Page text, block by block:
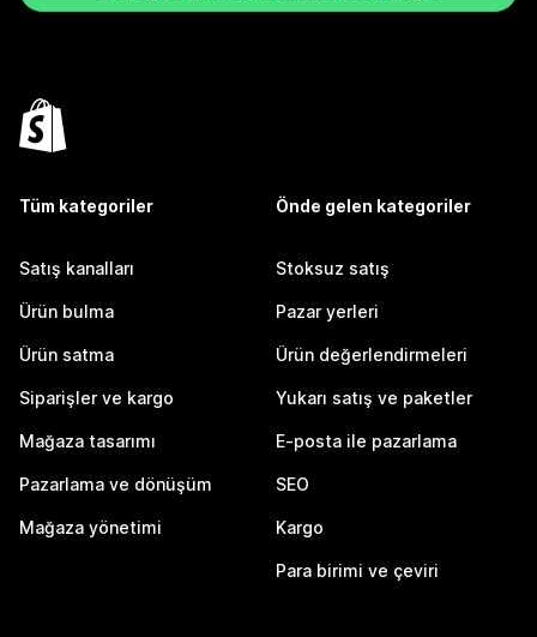
Tüm kategoriler
Satış kanalları
Ürün bulma
Ürün satma
Siparişler ve kargo
Mağaza tasarımı
Pazarlama ve dönüşüm
Mağaza yönetimi
Önde gelen kategoriler
Stoksuz satış
Pazar yerleri
Ürün değerlendirmeleri
Yukarı satış ve paketler
E-posta ile pazarlama
SEO
Kargo
Para birimi ve çeviri